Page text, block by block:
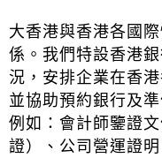
大香港與香港各國
係。我們特設香港
況，安排企業在香
並協助預約銀行及
例如：會計師鑒證
證）、公司營運證